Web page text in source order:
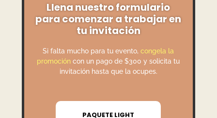
Llena nuestro formulario
para comenzar a trabajar en
tu invitación
Si falta mucho para tu evento,congela la
promoción con un pago de $300 y solicita tu
invitación hasta que la ocupes.
PAQUETE LIGHT